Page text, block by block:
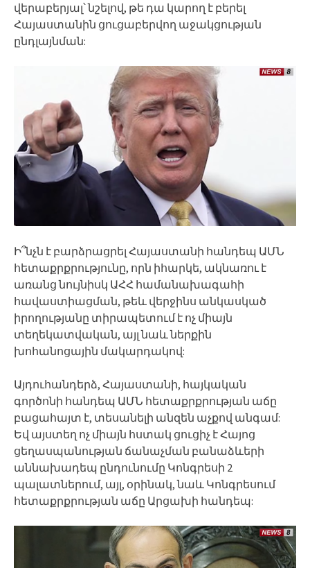
վերաբերյալ՝ նշելով, թե դա կարող է բերել
Հայաստանին ցուցաբերվող աջակցության
ընդլայնման:
Ի՞նչն է բարձրացրել Հայաստանի հանդեպ ԱՄՆ
հետաքրքրությունը, որն իհարկե, ակնառու է
առանց նույնիսկ ԱՀՀ համանախագահի
հավաստիացման, թեև վերջինս անկասկած
իրողությանը տիրապետում է ոչ միայն
տեղեկատվական, այլ նաև ներքին
խոհանոցային մակարդակով:
Այդուհանդերձ, Հայաստանի, հայկական
գործոնի հանդեպ ԱՄՆ հետաքրքրության աճը
բացահայտ է, տեսանելի անզեն աչքով անգամ:
Եվ այստեղ ոչ միայն հստակ ցուցիչ է Հայոց
ցեղասպանության ճանաչման բանաձևերի
աննախադեպ ընդունումը Կոնգրեսի 2
պալատներում, այլ, օրինակ, նաև Կոնգրեսում
հետաքրքրության աճը Արցախի հանդեպ: